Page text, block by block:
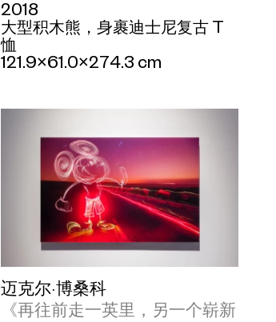
2018
大型积木熊，身裹迪士尼复古 T
恤
121.9×61.0×274.3 cm
迈克尔·博桑科
《再往前走一英里，另一个崭新